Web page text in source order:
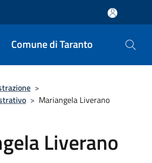
Comune di Taranto
>
> Mariangela Liverano
Liverano